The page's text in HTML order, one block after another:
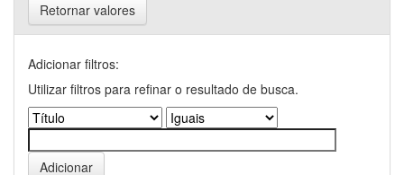
Retornar valores
Adicionar filtros:
Utilizar filtros para refinar o resultado de busca.